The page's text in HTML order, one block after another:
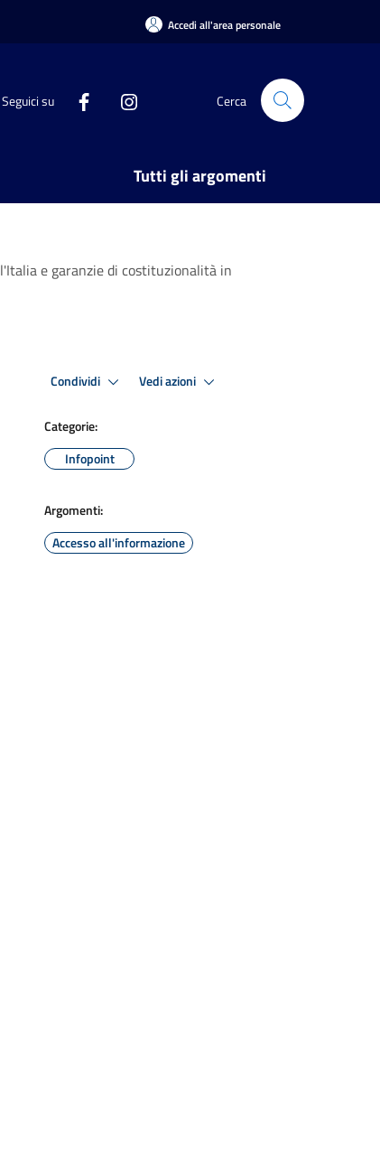
Accedi all'area personale
Seguici su Cerca
Tutti gli argomenti
e garanzie di costituzionalità in
Condividi Vedi azioni
Categorie:
Infopoint
Argomenti:
Accesso all'informazione